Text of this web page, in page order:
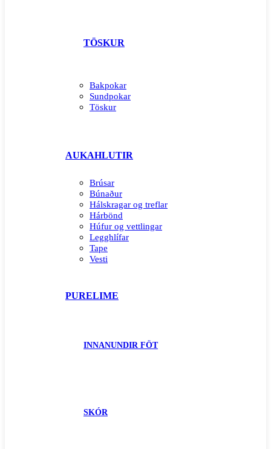
TÖSKUR
Bakpokar
Sundpokar
Töskur
AUKAHLUTIR
Brúsar
Búnaður
Hálskragar og treflar
Hárbönd
Húfur og vettlingar
Legghlífar
Tape
Vesti
PURELIME
INNANUNDIR FÖT
SKÓR